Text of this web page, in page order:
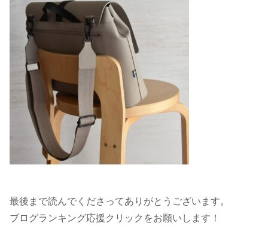
最後まで読んでくださってありがとうございます。
ブログランキング応援クリックをお願いします！